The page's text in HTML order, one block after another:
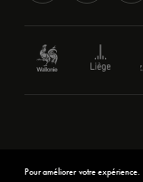
Pour améliorer votre expérience.